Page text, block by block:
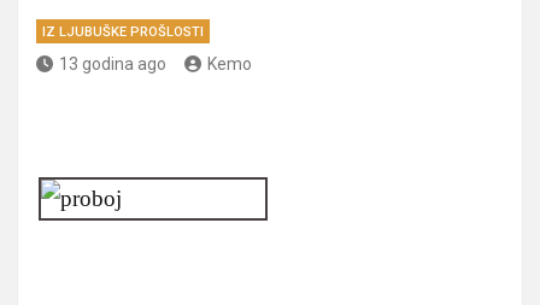
IZ LJUBUŠKE PROŠLOSTI
13 godina ago Kemo